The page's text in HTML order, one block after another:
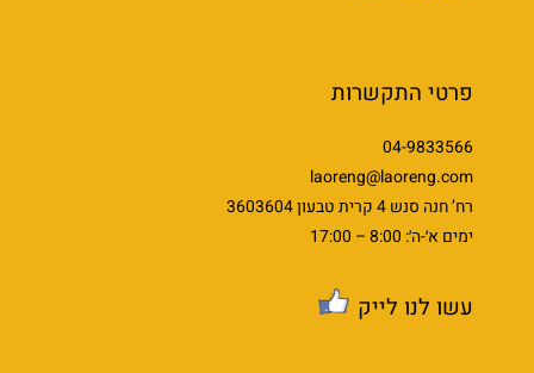
פרטי התקשרות
04-9833566
laoreng@laoreng.com
רח’ חנה סנש 4 קרית טבעון 3603604
ימים א׳-ה׳: 8:00 – 17:00
עשו לנו לייק